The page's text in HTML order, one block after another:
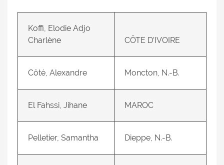
Koffi, Elodie Adjo
Charlène
CÔTE D’IVOIRE
Côté, Alexandre Moncton, N.-B.
El Fahssi, Jihane MAROC
Pelletier, Samantha Dieppe, N.-B.